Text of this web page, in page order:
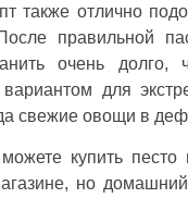
также отлично
правильной
очень долго,
для
свежие овощи в
купить песто
но